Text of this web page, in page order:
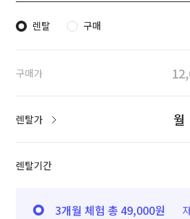
렌탈 구매
구매가
렌탈가 월
렌탈기간
3개월 체험 총 49,000원